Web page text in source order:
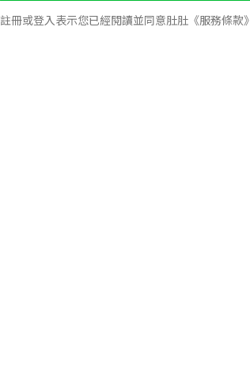
註冊或登入表示您已經閱讀並同意肚肚《服務條款